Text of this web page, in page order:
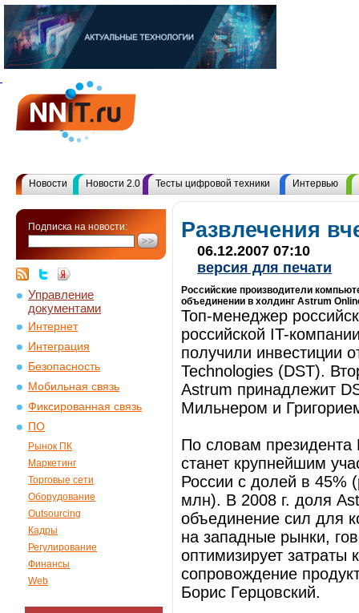
Новости Новости 2.0 Тесты цифровой техники Интервью
Подписка на новости:
Управление
документами
Интернет
Интеграция
Безопасность
Мобильная связь
Фиксированная связь
ПО
Рынок ПК
Маркетинг
Торговые сети
Оборудование
Outsourcing
Кадры
Регулирование
Финансы
Web
Развлечения
06.12.2007 07:10
версия для печати
Российские производители
объединении в холдинг Astrum
Топ-менеджер
российской IT-
получили инвестиции
Technologies (DST).
Astrum принадлежит
Мильнером и
По словам президента
станет крупнейшим
России с долей в 45%
млн). В 2008 г. доля
объединение сил для
на западные рынки,
оптимизирует затраты
сопровождение
Борис Герцовский.